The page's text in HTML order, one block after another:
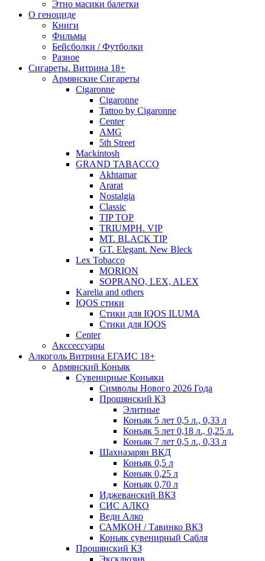
Этно масики балетки
О геноциде
Книги
Фильмы
Бейсболки / Футболки
Разное
Сигареты. Витрина 18+
Армянские Сигареты
Cigaronne
Cigaronne
Tattoo by Cigaronne
Center
AMG
5th Street
Mackintosh
GRAND TABACCO
Akhtamar
Ararat
Nostalgia
Classic
TIP TOP
TRIUMPH. VIP
MT. BLACK TIP
GT. Elegant. New Bleck
Lex Tobacco
MORION
SOPRANO, LEX, ALEX
Karelia and others
IQOS стики
Стики для IQOS ILUMA
Стики для IQOS
Сenter
Акссессуары
Алкоголь Витрина ЕГАИС 18+
Армянский Коньяк
Сувенирные Коньяки
Символы Нового 2026 Года
Прошянский КЗ
Элитные
Коньяк 5 лет 0,5 л., 0,33 л
Коньяк 5 лет 0,18 л., 0,25 л.
Коньяк 7 лет 0,5 л., 0,33 л
Шахназарян ВКД
Коньяк 0,5 л
Коньяк 0,25 л
Коньяк 0,70 л
Иджеванский ВКЗ
СИС АЛКО
Веди Алко
САМКОН / Тавинко ВКЗ
Коньяк сувенирный Сабля
Прошянский КЗ
Эксклюзив